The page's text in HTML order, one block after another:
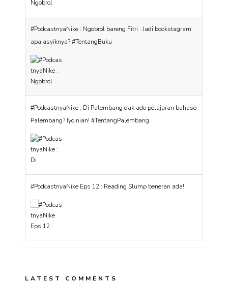
#PodcastnyaNike : Ngobrol bareng Fitri : Jadi bookstagram
apa asyiknya? #TentangBuku
#PodcastnyaNike : Di Palembang dak ado pelajaran bahaso
Palembang? Iyo nian! #TentangPalembang
#PodcastnyaNike Eps 12 : Reading Slump beneran ada!
LATEST COMMENTS